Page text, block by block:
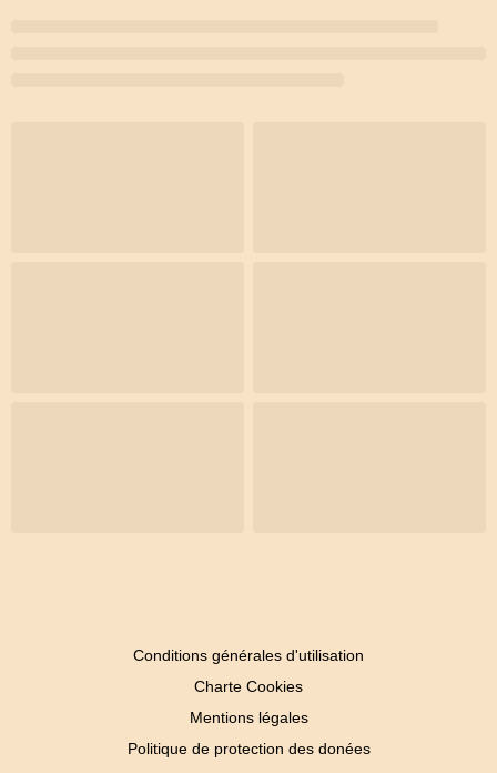
Conditions générales d'utilisation
Charte Cookies
Mentions légales
Politique de protection des donées